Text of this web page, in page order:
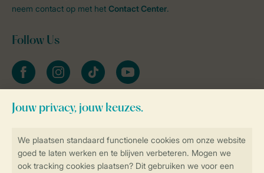
Veilig en snel online boeken
neem contact op met het Contact Center.
Follow Us
facebookinstagramtiktok youtube
Blijf op de hoogte